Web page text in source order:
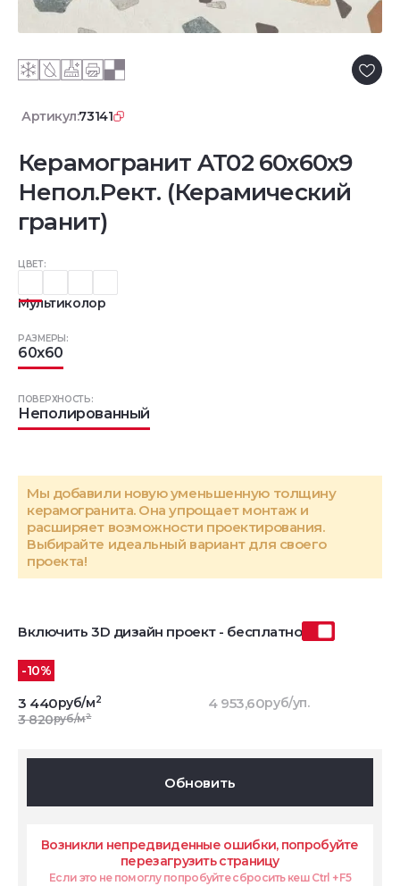
Артикул:73141
Керамогранит AT02 60x60x9
Непол.Рект. (Керамический
гранит)
ЦВЕТ:
Мультиколор
РАЗМЕРЫ:
60x60
ПОВЕРХНОСТЬ:
Неполированный
Мы добавили новую уменьшенную толщину
керамогранита. Она упрощает монтаж и
расширяет возможности проектирования.
Выбирайте идеальный вариант для своего
проекта!
Включить 3D дизайн проект - бесплатно
-10%
3 440руб/м2
3 820руб/м2
4 953,60руб/уп.
Обновить
Возникли непредвиденные ошибки, попробуйте
перезагрузить страницу
Если это не помоглу попробуйте сбросить кеш Ctrl + F5